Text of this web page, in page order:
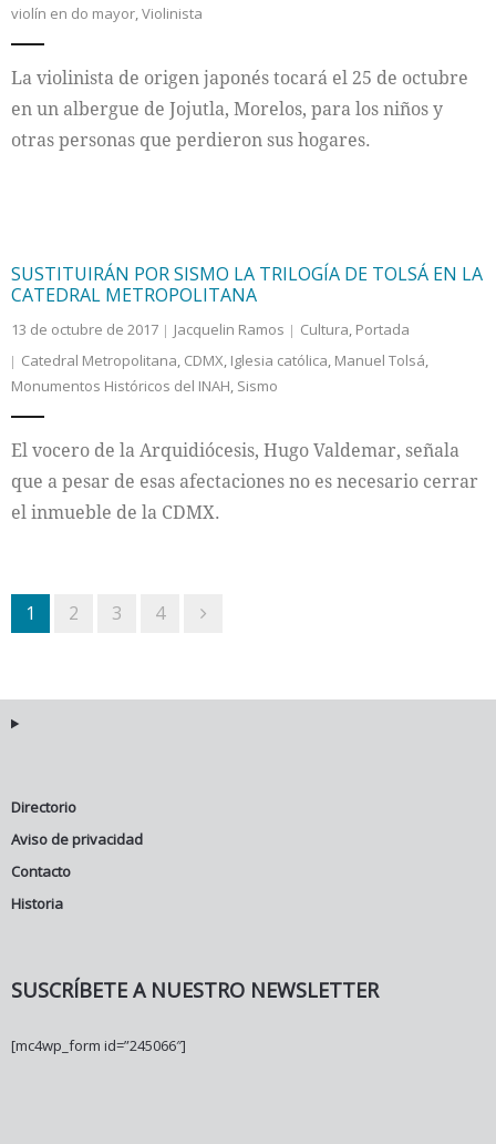
violín en do mayor,Violinista
La violinista de origen japonés tocará el 25 de octubre
en un albergue de Jojutla, Morelos, para los niños y
otras personas que perdieron sus hogares.
SUSTITUIRÁN POR SISMO LA TRILOGÍA DE TOLSÁ EN LA
CATEDRAL METROPOLITANA
13 de octubre de 2017 Jacquelin Ramos Cultura, Portada
Catedral Metropolitana, CDMX, Iglesia católica, Manuel Tolsá,
Monumentos Históricos del INAH, Sismo
El vocero de la Arquidiócesis, Hugo Valdemar, señala
que a pesar de esas afectaciones no es necesario cerrar
el inmueble de la CDMX.
1 2 3 4
Directorio
Aviso de privacidad
Contacto
Historia
SUSCRÍBETE A NUESTRO NEWSLETTER
[mc4wp_form id=”245066″]